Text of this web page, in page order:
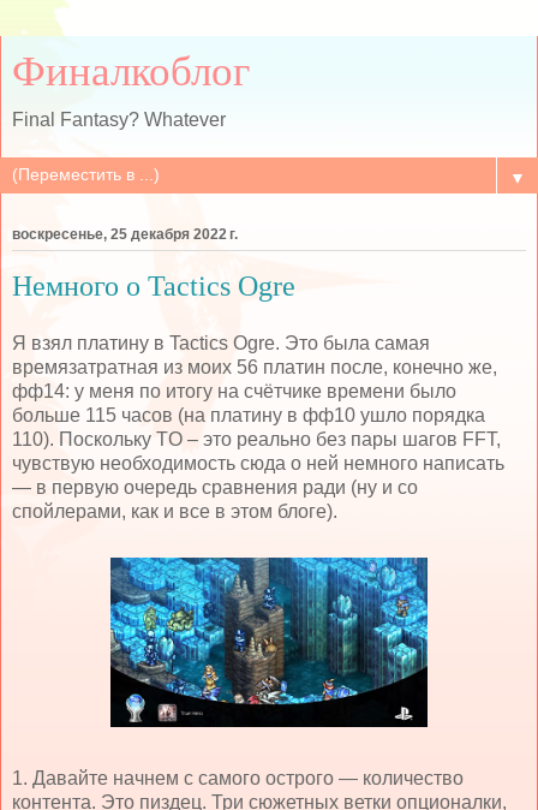
Финалкоблог
Final Fantasy? Whatever
▼
воскресенье, 25 декабря 2022 г.
Немного о Tactics Ogre
Я взял платину в Tactics Ogre. Это была самая
времязатратная из моих 56 платин после, конечно же,
фф14: у меня по итогу на счётчике времени было
больше 115 часов (на платину в фф10 ушло порядка
110). Поскольку TO – это реально без пары шагов FFT,
чувствую необходимость сюда о ней немного написать
— в первую очередь сравнения ради (ну и со
спойлерами, как и все в этом блоге).
1. Давайте начнем с самого острого — количество
контента. Это пиздец. Три сюжетных ветки опционалки,